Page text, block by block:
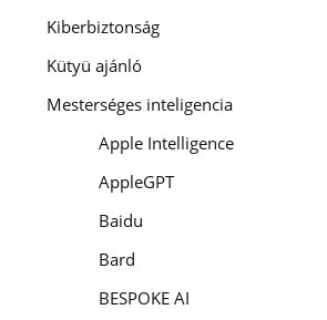
Kiberbiztonság
Kütyü ajánló
Mesterséges inteligencia
Apple Intelligence
AppleGPT
Baidu
Bard
BESPOKE AI